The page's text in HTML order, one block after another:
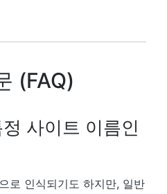
(FAQ)
사이트 이름인
로 인식되기도 하지만, 일반